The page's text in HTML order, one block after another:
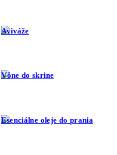
Aviváže
Vône do skrine
Esenciálne oleje do prania